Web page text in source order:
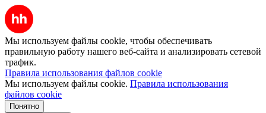
Мы используем файлы cookie, чтобы обеспечивать
правильную работу нашего веб-сайта и анализировать сетевой
трафик.
Правила использования файлов cookie
Мы используем файлы cookie. Правила использования
файлов cookie
Понятно